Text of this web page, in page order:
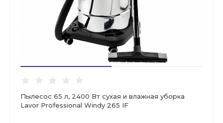
Пылесос 65 л, 2400 Вт сухая и влажная уборка
Lavor Professional Windy 265 IF